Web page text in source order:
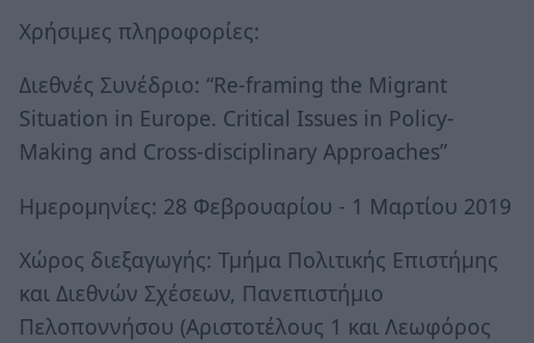
Χρήσιμες πληροφορίες:
Διεθνές Συνέδριο: “Re-framing the Migrant
Situation in Europe. Critical Issues in Policy-
Making and Cross-disciplinary Approaches”
Ημερομηνίες: 28 Φεβρουαρίου - 1 Μαρτίου 2019
Χώρος διεξαγωγής: Τμήμα Πολιτικής Επιστήμης
και Διεθνών Σχέσεων, Πανεπιστήμιο
Πελοποννήσου (Αριστοτέλους 1 και Λεωφόρος